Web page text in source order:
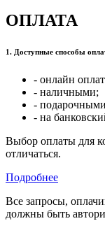
ОПЛАТА
1. Доступные способы
- онлайн
- наличными;
-
- на
Выбор оплаты для
отличаться.
Подробнее
Все запросы,
должны быть